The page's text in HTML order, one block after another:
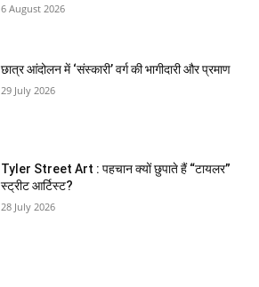
6 August 2026
छात्र आंदोलन में ‘संस्कारी’ वर्ग की भागीदारी और प्रमाण
29 July 2026
Tyler Street Art : पहचान क्यों छुपाते हैं “टायलर”
स्ट्रीट आर्टिस्ट?
28 July 2026